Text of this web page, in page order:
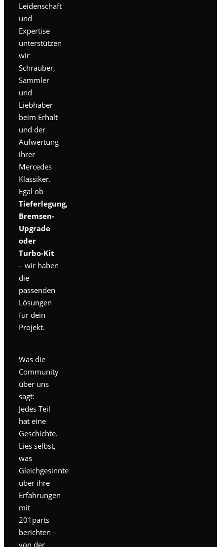
Leidenschaft
und
Expertise
unterstützen
wir
Schrauber,
Sammler
und
Liebhaber
beim Erhalt
und der
Aufwertung
ihrer
Mercedes
Klassiker.
Egal ob
Tieferlegung,
Bremsen-
Upgrade
oder
Turbo-Kit
– wir haben
die
passenden
Lösungen
für dein
Projekt.
Was die
Community
über uns
sagt:
Jedes Teil
hat eine
Geschichte.
Lies selbst,
was
Gleichgesinnte
über ihre
Erfahrungen
mit
201parts
berichten –
von der